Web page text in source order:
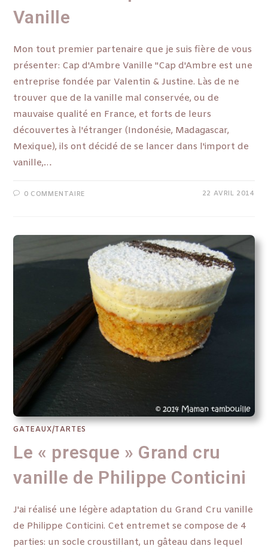
Vanille
Mon tout premier partenaire que je suis fière de vous
présenter: Cap d'Ambre Vanille "Cap d'Ambre est une
entreprise fondée par Valentin & Justine. Làs de ne
trouver que de la vanille mal conservée, ou de
mauvaise qualité en France, et forts de leurs
découvertes à l'étranger (Indonésie, Madagascar,
Mexique), ils ont décidé de se lancer dans l'import de
vanille,…
0 COMMENTAIRE 22 AVRIL 2014
GATEAUX/TARTES
Le « presque » Grand cru
vanille de Philippe Conticini
J'ai réalisé une légère adaptation du Grand Cru vanille
de Philippe Conticini. Cet entremet se compose de 4
parties: un socle croustillant, un gâteau dans lequel